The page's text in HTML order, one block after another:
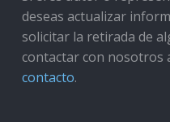
deseas actualizar
solicitar la retirada de
contactar con nosotros
contacto.